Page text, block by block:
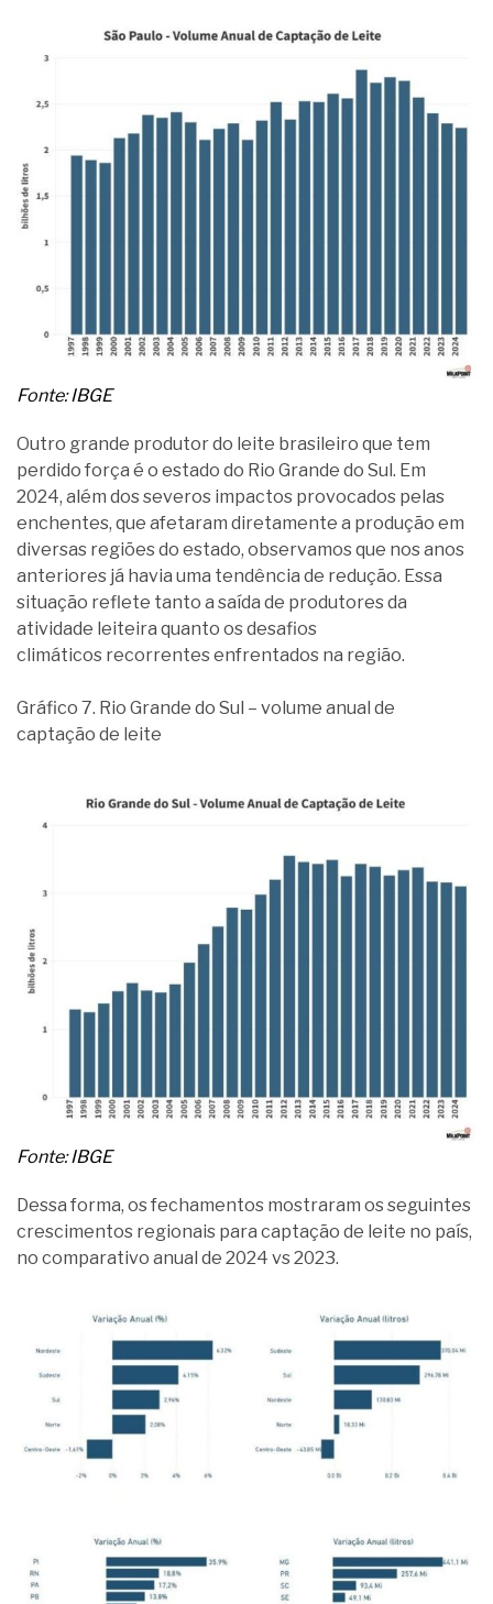
Fonte: IBGE
Outro grande produtor do leite brasileiro que tem
perdido força é o estado do Rio Grande do Sul. Em
2024, além dos severos impactos provocados pelas
enchentes, que afetaram diretamente a produção em
diversas regiões do estado, observamos que nos anos
anteriores já havia uma tendência de redução. Essa
situação reflete tanto a saída de produtores da
atividade leiteira quanto os desafios
climáticos recorrentes enfrentados na região.
Gráfico 7. Rio Grande do Sul – volume anual de
captação de leite
Fonte: IBGE
Dessa forma, os fechamentos mostraram os seguintes
crescimentos regionais para captação de leite no país,
no comparativo anual de 2024 vs 2023.